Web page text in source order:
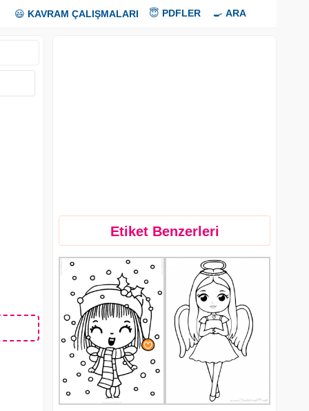
😃 KAVRAM ÇALIŞMALARI 😇 PDFLER 🍳 ARA
Etiket Benzerleri